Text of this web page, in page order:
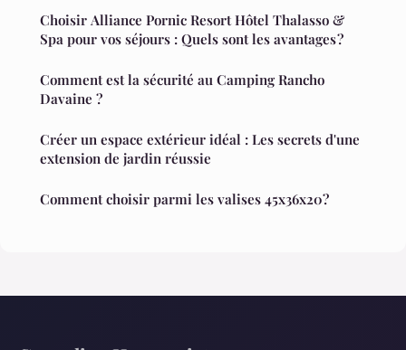
Choisir Alliance Pornic Resort Hôtel Thalasso &
Spa pour vos séjours : Quels sont les avantages ?
Comment est la sécurité au Camping Rancho
Davaine ?
Créer un espace extérieur idéal : Les secrets d'une
extension de jardin réussie
Comment choisir parmi les valises 45x36x20?